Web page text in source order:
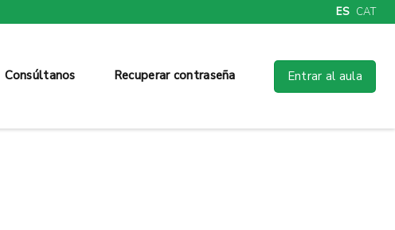
ES CAT
Consúltanos Recuperar contraseña Entrar al aula